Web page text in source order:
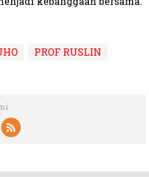
PROF RUSLIN